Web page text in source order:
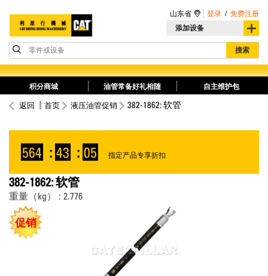
添加设备
零件或设备 搜索
山东省 登录 / 免费注册
积分商城 油管常备好礼相随 自主维护包
返回 首页 液压油管促销 382-1862: 软管
564 : 43 : 05 指定产品专享折扣
382-1862: 软管
重量（kg） : 2.776
促销